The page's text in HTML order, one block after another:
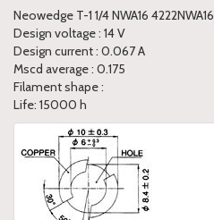
Neowedge T-1 1/4 NWA16 4222NWA16
Design voltage : 14 V
Design current : 0.067 A
Mscd average : 0.175
Filament shape :
Life: 15000 h